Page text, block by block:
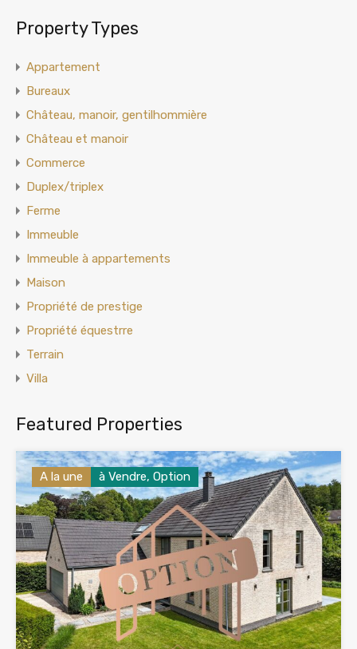
Property Types
Appartement
Bureaux
Château, manoir, gentilhommière
Château et manoir
Commerce
Duplex/triplex
Ferme
Immeuble
Immeuble à appartements
Maison
Propriété de prestige
Propriété équestrre
Terrain
Villa
Featured Properties
A la une à Vendre, Option